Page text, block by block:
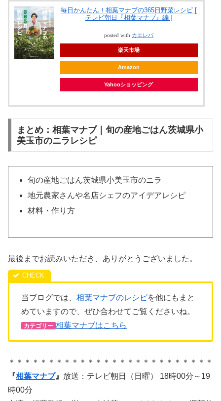
毎日かんたん！相葉マナブの365日野菜レシピ [
テレビ朝日『相葉マナブ』編 ]
posted with カエレバ
楽天市場
Amazon
Yahooショッピング
まとめ：相葉マナブ｜旬の産地ごはん茨城県小
美玉市のニラレシピ
旬の産地ごはん茨城県小美玉市のニラ
地元農家さんや名店シェフのアイデアレシピ
材料・作り方
最後までお読みいただき、ありがとうございました。
当ブログでは、 相葉マナブのレシピを他にもまと
めていますので、ぜひ合わせてご覧くださいね。
カテゴリー 相葉マナブはこちら
＊＊＊＊＊＊＊＊＊＊＊＊＊＊＊＊＊＊＊＊＊＊＊＊＊＊
『相葉マナブ』 放送：テレビ朝日（日曜） 18時00分～19
時00分